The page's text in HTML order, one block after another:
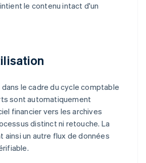
le contenu intact d'un
le cadre du cycle comptable
sont automatiquement
financier vers les archives
distinct ni retouche. La
un autre flux de données